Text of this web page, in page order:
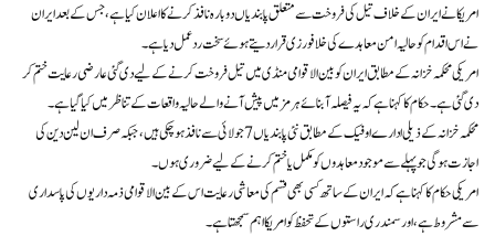
امریکا نے ایران کے خلاف تیل کی فروخت سے متعلق پابندیاں دوبارہ نافذ کرنے کا اعلان کیا ہے، جس کے بعد ایران
نے اس اقدام کو حالیہ امن معاہدے کی خلافورزی قرار دیتے ہوئے سخت ردعمل دیا ہے۔
امریکی محکمہ خزانہ کے مطابق ایران کو بین الاقوامی منڈی میں تیل فروخت کرنے کے لیے دی گئی عارضی رعایت ختم کر
دی گئی ہے۔ حکام کا کہنا ہے کہ یہ فیصلہ آبنائے ہرمز میں پیش آنے والے حالیہ واقعات کے تناظر میں کیا گیا ہے۔
محکمہ خزانہ کے ذیلی ادارے اوفیک کے مطابق نئی پابندیاں 7 جولائی سے نافذ ہو چکی ہیں، جبکہ صرف ان لین دین کی
اجازت ہوگی جو پہلے سے موجود معاہدوں کو مکمل یا ختم کرنے کے لیے ضروری ہوں۔
امریکی حکام کا کہنا ہے کہ ایران کے ساتھ کسی بھی قسم کی معاشی رعایت اس کے بین الاقوامی ذمہ داریوں کی پاسداری
سے مشروط ہے، اور سمندری راستوں کے تحفظ کو امریکا اہم سمجھتا ہے۔